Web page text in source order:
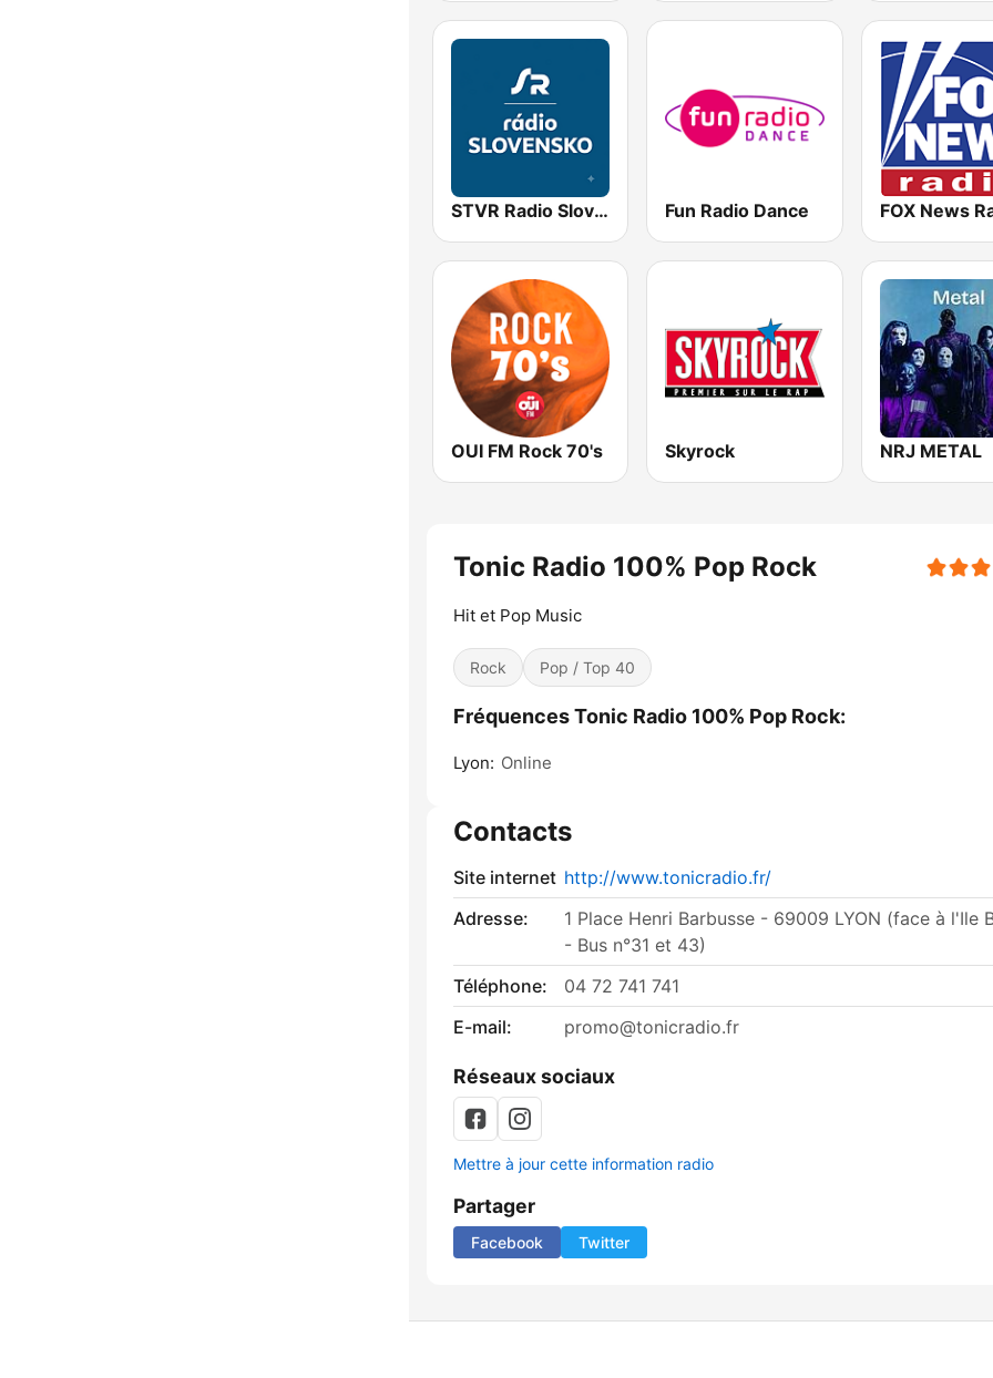
STVR Radio Slovensko Fun Radio Dance FOX News
OUI FM Rock 70's Skyrock NRJ METAL
Tonic Radio 100% Pop Rock
Hit et Pop Music
Rock Pop / Top 40
Fréquences Tonic Radio 100% Pop Rock:
Lyon: Online
Contacts
Site internet http://www.tonicradio.fr/
Adresse:
1 Place Henri Barbusse - 69009 LYON (face à l'Ile
- Bus n°31 et 43)
Téléphone:
04 72 741 741
E-mail:
promo@tonicradio.fr
Réseaux sociaux
Mettre à jour cette information radio
Partager
Facebook Twitter